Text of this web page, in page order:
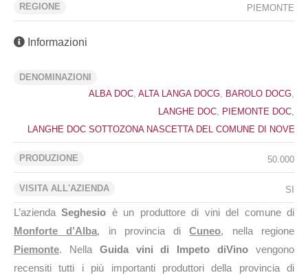
REGIONE PIEMONTE
Informazioni
DENOMINAZIONI
ALBA DOC ALTA LANGA DOCG BAROLO DOCG
LANGHE DOC
PIEMONTE DOC
LANGHE DOC SOTTOZONA NASCETTA DEL COMUNE DI
PRODUZIONE 50.000
VISITA ALL'AZIENDA SI
L’aziendaSeghesio è un produttore di vini del comune di
Monforte d’Alba, in provincia diCuneo, nella regione
Piemonte. Nella Guida vini di Impeto diVino vengono
recensiti tutti i più importanti produttori della provincia di